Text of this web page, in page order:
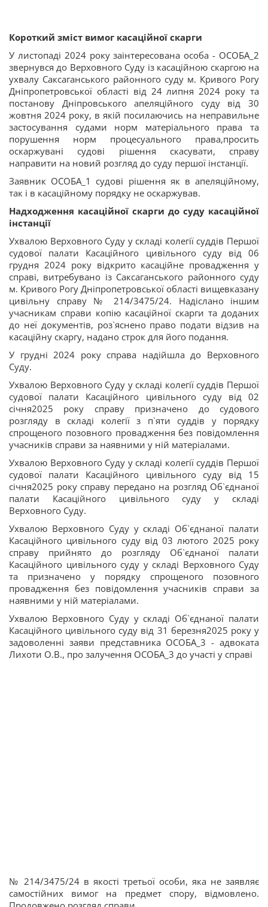
Короткий зміст вимог касаційної скарги
У листопаді 2024 року заінтересована особа - ОСОБА_2
звернувся до Верховного Суду із касаційною скаргою на
ухвалу Саксаганського районного суду м. Кривого Рогу
Дніпропетровської області від 24 липня 2024 року та
постанову Дніпровського апеляційного суду від 30
жовтня 2024 року, в якій посилаючись на неправильне
застосування судами норм матеріального права та
порушення норм процесуального права,просить
оскаржувані судові рішення скасувати, справу
направити на новий розгляд до суду першої інстанції.
Заявник ОСОБА_1 судові рішення як в апеляційному,
так і в касаційному порядку не оскаржував.
Надходження касаційної скарги до суду касаційної
інстанції
Ухвалою Верховного Суду у складі колегії суддів Першої
судової палати Касаційного цивільного суду від 06
грудня 2024 року відкрито касаційне провадження у
справі, витребувано із Саксаганського районного суду
м. Кривого Рогу Дніпропетровської області вищевказану
цивільну справу № 214/3475/24. Надіслано іншим
учасникам справи копію касаційної скарги та доданих
до неї документів, роз`яснено право подати відзив на
касаційну скаргу, надано строк для його подання.
У грудні 2024 року справа надійшла до Верховного
Суду.
Ухвалою Верховного Суду у складі колегії суддів Першої
судової палати Касаційного цивільного суду від 02
січня2025 року справу призначено до судового
розгляду в складі колегії з п`яти суддів у порядку
спрощеного позовного провадження без повідомлення
учасників справи за наявними у ній матеріалами.
Ухвалою Верховного Суду у складі колегії суддів Першої
судової палати Касаційного цивільного суду від 15
січня2025 року справу передано на розгляд Об`єднаної
палати Касаційного цивільного суду у складі
Верховного Суду.
Ухвалою Верховного Суду у складі Об`єднаної палати
Касаційного цивільного суду від 03 лютого 2025 року
справу прийнято до розгляду Об`єднаної палати
Касаційного цивільного суду у складі Верховного Суду
та призначено у порядку спрощеного позовного
провадження без повідомлення учасників справи за
наявними у ній матеріалами.
Ухвалою Верховного Суду у складі Об`єднаної палати
Касаційного цивільного суду від 31 березня2025 року у
задоволенні заяви представника ОСОБА_3 - адвоката
Лихоти О.В., про залучення ОСОБА_3 до участі у справі
№ 214/3475/24 в якості третьої особи, яка не заявляє
самостійних вимог на предмет спору, відмовлено.